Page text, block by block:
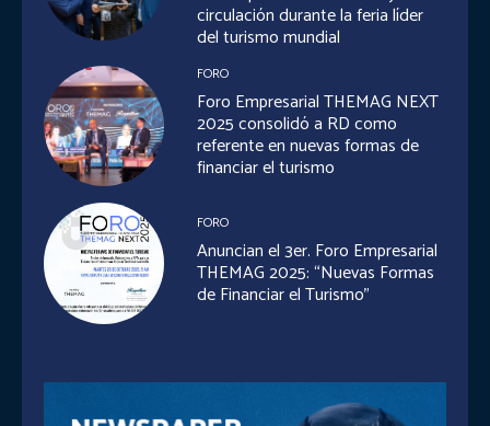
circulación durante la feria líder
del turismo mundial
FORO
Foro Empresarial THEMAG NEXT
2025 consolidó a RD como
referente en nuevas formas de
financiar el turismo
FORO
Anuncian el 3er. Foro Empresarial
THEMAG 2025: “Nuevas Formas
de Financiar el Turismo”